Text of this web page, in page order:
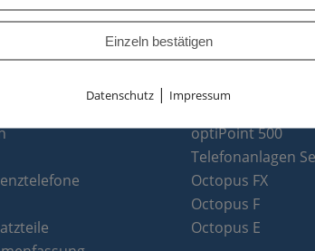
PARTNER
optiPoint 500
Telefonanlagen
Octopus FX
Octopus F
Octopus E
Einzeln bestätigen
Datenschutz | Impressum